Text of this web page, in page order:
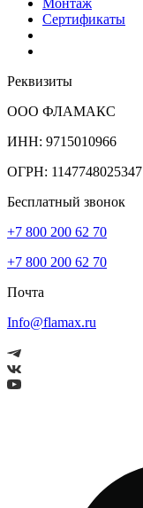
Сертификаты
Реквизиты
ООО ФЛАМАКС
ИНН: 9715010966
ОГРН: 1147748025347
Бесплатный звонок
+7 800 200 62 70
+7 800 200 62 70
Почта
Info@flamax.ru